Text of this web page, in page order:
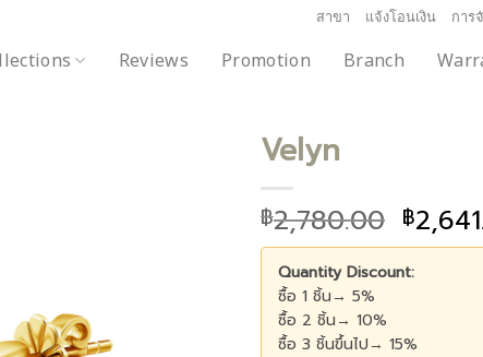
สาขา แจ้งโอนเงิน การ
Reviews Promotion Branch
Velyn
฿2,780.00 ฿
Quantity Discount:
ซื้อ 1 ชิ้น→ 5%
ซื้อ 2 ชิ้น→ 10%
ซื้อ 3 ชิ้นขึ้นไป→ 15%